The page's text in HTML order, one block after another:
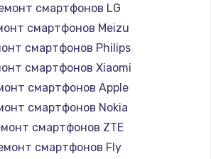
Чистка от пыли
990 руб.
Заказать
жесткого диска
875 руб.
Заказать
смартфонов LG
смартфонов Meizu
смартфонов Philips
смартфонов Xiaomi
смартфонов Apple
смартфонов Nokia
смартфонов ZTE
смартфонов Fly